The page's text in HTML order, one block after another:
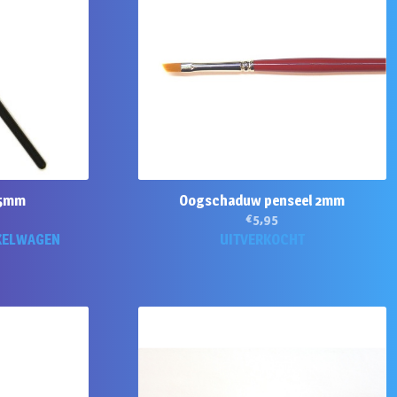
Oogschaduw penseel 2mm
€5,95
UITVERKOCHT